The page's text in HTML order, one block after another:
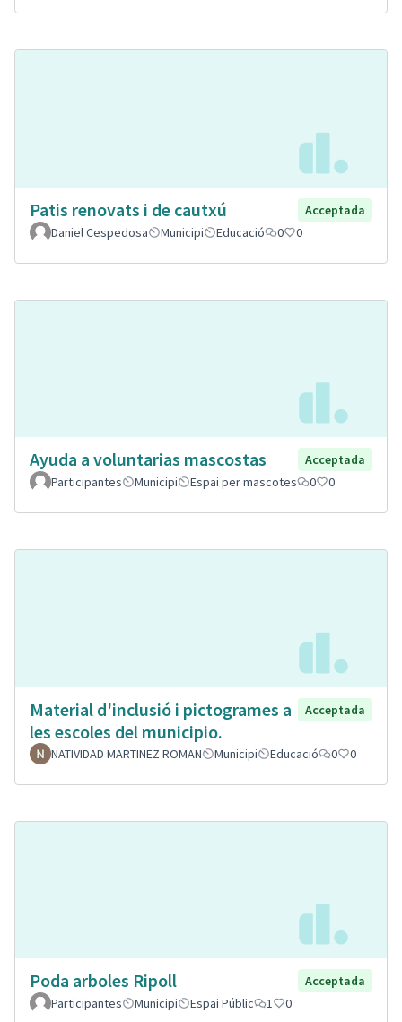
Patis renovats i de cautxú
Acceptada
Daniel Cespedosa
Municipi Educació 0 0
Ayuda a voluntarias mascostas
Acceptada
Participantes
Municipi Espai per mascotes 0 0
Material d'inclusió i pictogrames a
les escoles del municipio.
Acceptada
NATIVIDAD MARTINEZ ROMAN Municipi Educació 0 0
Poda arboles Ripoll
Acceptada
Participantes
Municipi Espai Públic 1 0